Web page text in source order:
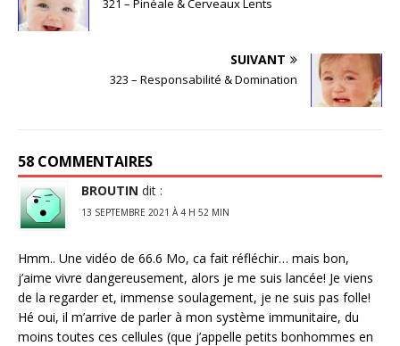
321 – Pinéale & Cerveaux Lents
SUIVANT
323 – Responsabilité & Domination
58 COMMENTAIRES
BROUTIN dit :
13 SEPTEMBRE 2021 À 4 H 52 MIN
Hmm.. Une vidéo de 66.6 Mo, ca fait réfléchir… mais bon,
j’aime vivre dangereusement, alors je me suis lancée! Je viens
de la regarder et, immense soulagement, je ne suis pas folle!
Hé oui, il m’arrive de parler à mon système immunitaire, du
moins toutes ces cellules (que j’appelle petits bonhommes en